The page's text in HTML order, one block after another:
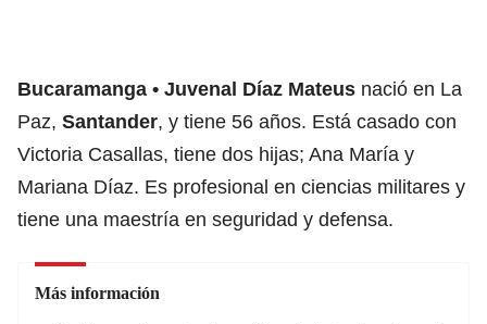
Bucaramanga Juvenal Díaz Mateus nació en La
Paz, Santander, y tiene 56 años. Está casado con
Victoria Casallas, tiene dos hijas; Ana María y
Mariana Díaz. Es profesional en ciencias militares y
tiene una maestría en seguridad y defensa.
Más información